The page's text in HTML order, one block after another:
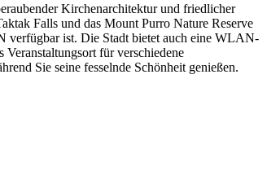
Kirchenarchitektur und friedlicher
Falls und das Mount Purro Nature Reserve
verfügbar ist. Die Stadt bietet auch eine WLAN-
für verschiedene
Sie seine fesselnde Schönheit genießen.